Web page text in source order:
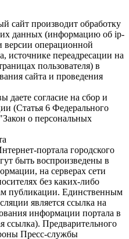
сайт производит обработку
данных (информацию об ip-
версии операционной
источнике переадресации на
пользователя) в
сайта и проведения
даете согласие на сбор и
(Статья 6 Федерального
о персональных
портала городского
быть воспроизведены в
на серверах сети
без каких-либо
публикации. Единственным
является ссылка на
информации портала в
ссылка). Предварительного
Пресс-службы